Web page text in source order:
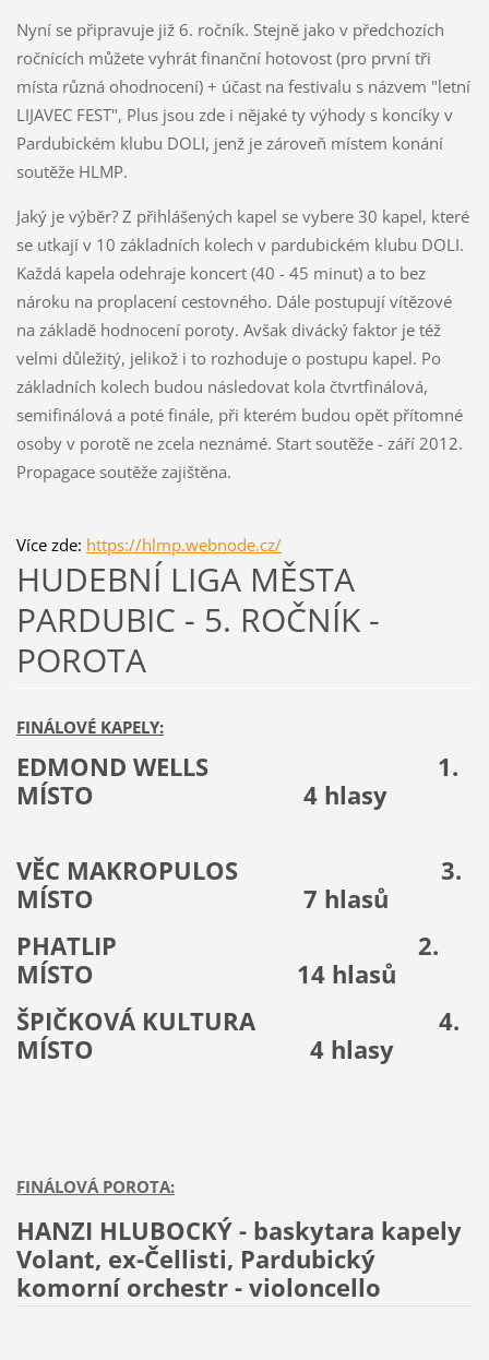
Nyní se připravuje již 6. ročník. Stejně jako v předchozích
ročnících můžete vyhrát finanční hotovost (pro první tři
místa různá ohodnocení) + účast na festivalu s názvem "letní
LIJAVEC FEST", Plus jsou zde i nějaké ty výhody s koncíky v
Pardubickém klubu DOLI, jenž je zároveň místem konání
soutěže HLMP.
Jaký je výběr? Z přihlášených kapel se vybere 30 kapel, které
se utkají v 10 základních kolech v pardubickém klubu DOLI.
Každá kapela odehraje koncert (40 - 45 minut) a to bez
nároku na proplacení cestovného. Dále postupují vítězové
na základě hodnocení poroty. Avšak divácký faktor je též
velmi důležitý, jelikož i to rozhoduje o postupu kapel. Po
základních kolech budou následovat kola čtvrtfinálová,
semifinálová a poté finále, při kterém budou opět přítomné
osoby v porotě ne zcela neznámé. Start soutěže - září 2012.
Propagace soutěže zajištěna.
Více zde: https://hlmp.webnode.cz/
HUDEBNÍ LIGA MĚSTA
PARDUBIC - 5. ROČNÍK -
POROTA
FINÁLOVÉ KAPELY:
EDMOND WELLS
1.
MÍSTO
4 hlasy
VĚC MAKROPULOS
3.
MÍSTO
7 hlasů
PHATLIP
2.
MÍSTO
14 hlasů
ŠPIČKOVÁ KULTURA
4.
MÍSTO
4 hlasy
FINÁLOVÁ POROTA:
HANZI HLUBOCKÝ - baskytara kapely
Volant, ex-Čellisti, Pardubický
komorní orchestr - violoncello